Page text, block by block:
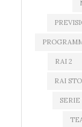
RAI 2
RAI
SERIE